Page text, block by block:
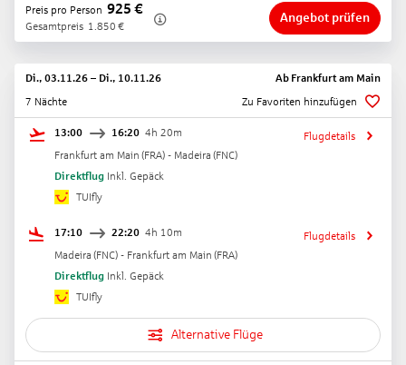
Preis pro Person 925 €
Gesamtpreis 1.850 €
Angebot prüfen
Di., 03.11.26 – Di., 10.11.26 Ab Frankfurt am Main
7 Nächte
Zu Favoriten hinzufügen
13:00 16:20 4h 20m
Frankfurt am Main (FRA) - Madeira (FNC)
Direktflug Inkl. Gepäck
TUIfly
Flugdetails
17:10 22:20 4h 10m
Madeira (FNC) - Frankfurt am Main (FRA)
Direktflug Inkl. Gepäck
TUIfly
Flugdetails
Alternative Flüge